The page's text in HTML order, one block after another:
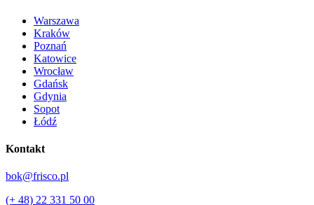
Warszawa
Kraków
Poznań
Katowice
Wrocław
Gdańsk
Gdynia
Sopot
Łódź
Kontakt
bok@frisco.pl
(+ 48) 22 331 50 00